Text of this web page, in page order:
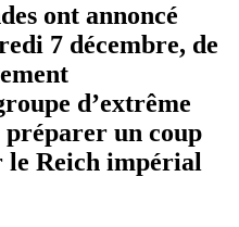
ont annoncé
7 décembre, de
d’extrême
préparer un coup
le Reich impérial